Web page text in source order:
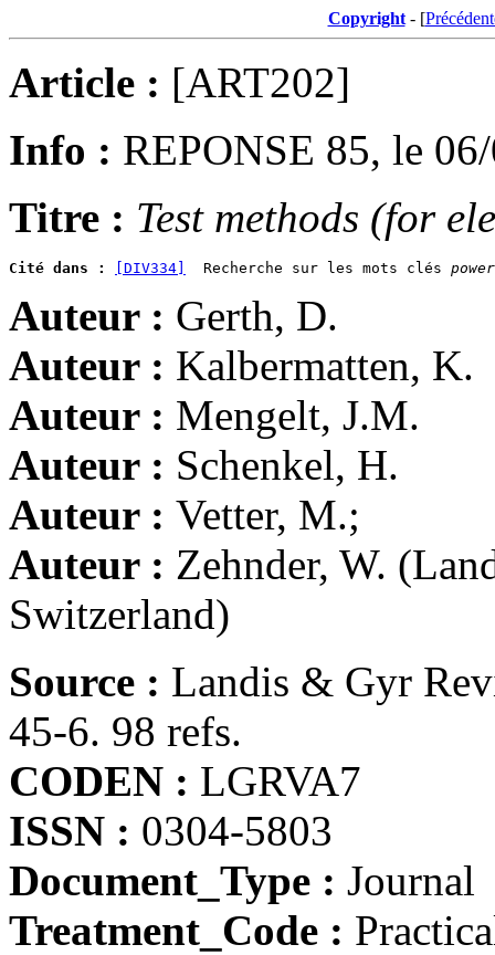
Copyright- [
Article : [ART202]
Info : REPONSE 85, le
Titre : Test methods (for
Cité dans : [DIV334]
  Recherche sur les mots clés
Auteur : Gerth, D.
Auteur : Kalbermatten, K.
Auteur : Mengelt, J.M.
Auteur : Schenkel, H.
Auteur : Vetter, M.;
Auteur : Zehnder, W.
Switzerland)
Source : Landis & Gyr
45-6. 98 refs.
CODEN : LGRVA7
ISSN : 0304-5803
Document_Type : Journal
Treatment_Code :